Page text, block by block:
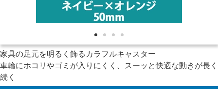
家具の足元を明るく飾るカラフルキャスター
車輪にホコリやゴミが入りにくく、スーッと快適な動きが長く
続く